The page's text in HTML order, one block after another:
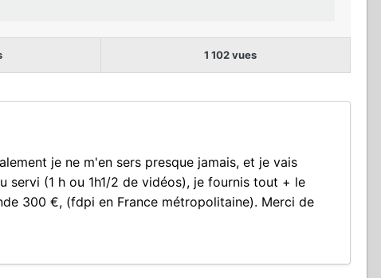
1 102 vues
je ne m'en sers presque jamais, et je vais
servi (1 h ou 1h1/2 de vidéos), je fournis tout + le
300 €, (fdpi en France métropolitaine). Merci de